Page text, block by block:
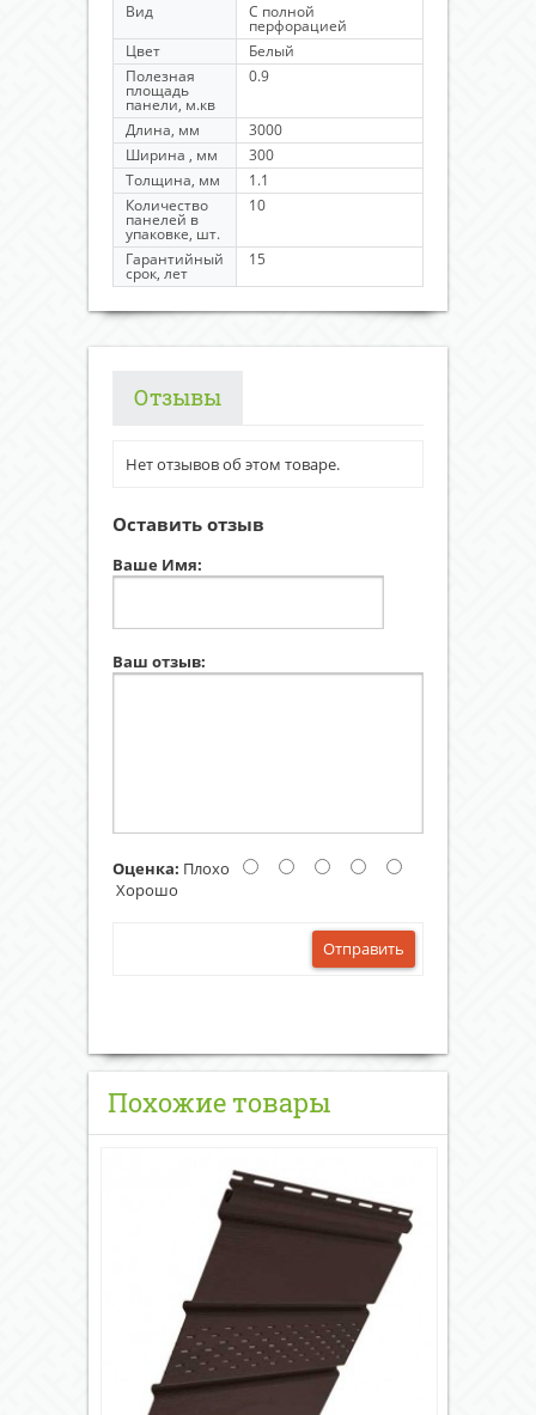
Вид
С полной
перфорацией
Цвет
Белый
Полезная
площадь
панели, м.кв
0.9
Длина, мм
3000
Ширина , мм
300
Толщина, мм
1.1
Количество
панелей в
упаковке, шт.
10
Гарантийный
срок, лет
15
Отзывы
Нет отзывов об этом товаре.
Оставить отзыв
Ваше Имя:
Ваш отзыв:
Оценка: Плохо
Хорошо
Отправить
Похожие товары